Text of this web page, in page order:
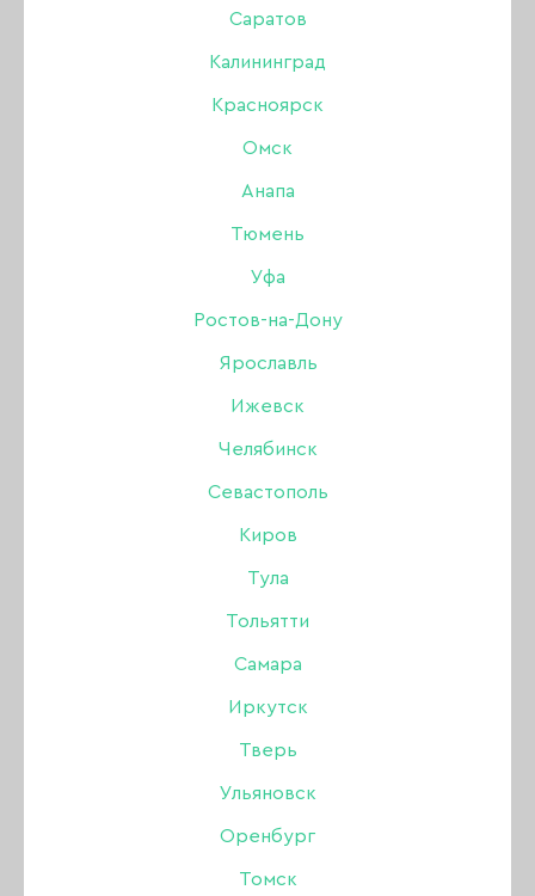
Саратов
Калининград
Красноярск
Омск
Анапа
Тюмень
Уфа
Ростов-на-Дону
Ярославль
Ижевск
Челябинск
Севастополь
Киров
Тула
Тольятти
Самара
Иркутск
Тверь
Ульяновск
Оренбург
Томск
АНТИСЕПТИКИ ДЛЯ РУК
КРОВООСТАНАВЛИВАЮЩИЕ
АНТИРЖАВЧИНА И НАЛЁТ
АПЕЛЬСИНОВЫЕ ПАЛОЧКИ
БАХИЛЫ, ТАПОЧКИ, РАЗДЕЛИТЕЛИ ДЛЯ
ПАЛЬЦЕВ
КОЛПАЧКИ И ОСНОВЫ